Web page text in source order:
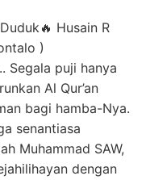
Husain R
)
Segala puji hanya
Al Qur’an
bagi hamba-Nya.
senantiasa
Muhammad SAW,
dengan